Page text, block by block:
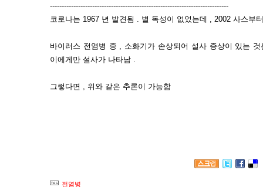
----------------------------------------------------------------------------
코로나는 1967 년 발견됨 . 별 독성이 없었는데 , 2002 사스부
바이러스 전염병 중 , 소화기가 손상되어 설사 증상이 있는
이에게만 설사가 나타남 .
그렇다면 , 위와 같은 추론이 가능함
전염병